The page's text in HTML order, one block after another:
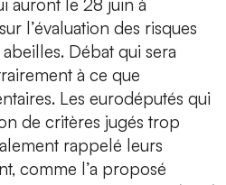
auront le 28 juin à
l’évaluation des risques
Débat qui sera
à ce que
Les eurodéputés qui
de critères jugés trop
rappelé leurs
comme l’a proposé